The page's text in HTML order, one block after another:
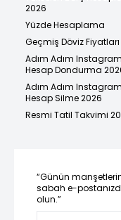
2026
Yüzde Hesaplama
Geçmiş Döviz Fiyatları
Adım Adım Instagram
Hesap Dondurma
Adım Adım Instagram
Hesap Silme 2026
Resmi Tatil Takvimi
“Günün
sabah e-
olun.”